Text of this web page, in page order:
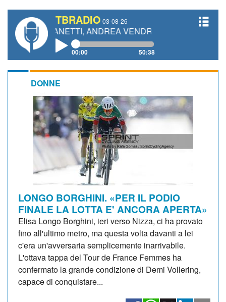
TBRADIO 03-08-26
GIANETTI, ANDREA VENDRAME, FILIPPO FIORELLI
00:00 50:38
DONNE
LONGO BORGHINI. «PER IL PODIO
FINALE LA LOTTA E' ANCORA APERTA»
Elisa Longo Borghini, ieri verso Nizza, ci ha provato
fino all'ultimo metro, ma questa volta davanti a lei
c'era un'avversaria semplicemente inarrivabile.
L'ottava tappa del Tour de France Femmes ha
confermato la grande condizione di Demi Vollering,
capace di conquistare...